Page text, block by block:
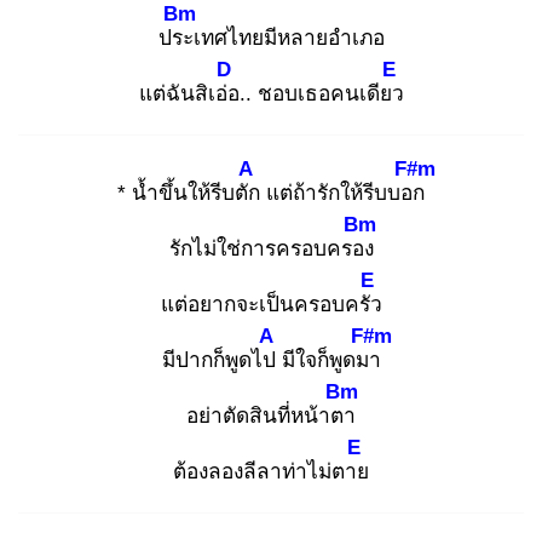
ประ
Bm
เทศไทยมีหลายอำเภอ
แต่ฉันสิเอ่อ
D
.. ชอบเธอคนเดียว
E
* น้ำขึ้นให้รีบตัก
A
แต่ถ้ารักให้รีบบอก
F#m
รักไม่ใช่การครอบครอง
Bm
แต่อยากจะเป็นครอบครัว
E
มีปากก็พูดไป
A
มีใจก็พูดมา
F#m
อย่าตัดสินที่หน้าตา
Bm
ต้องลองลีลาท่าไม่ตาย
E